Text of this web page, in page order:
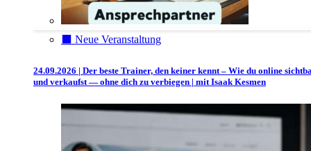
⬛️ Neue Veranstaltung
24.09.2026 | Der beste Trainer, den keiner kennt – Wie du online
und verkaufst — ohne dich zu verbiegen | mit Isaak Kesmen